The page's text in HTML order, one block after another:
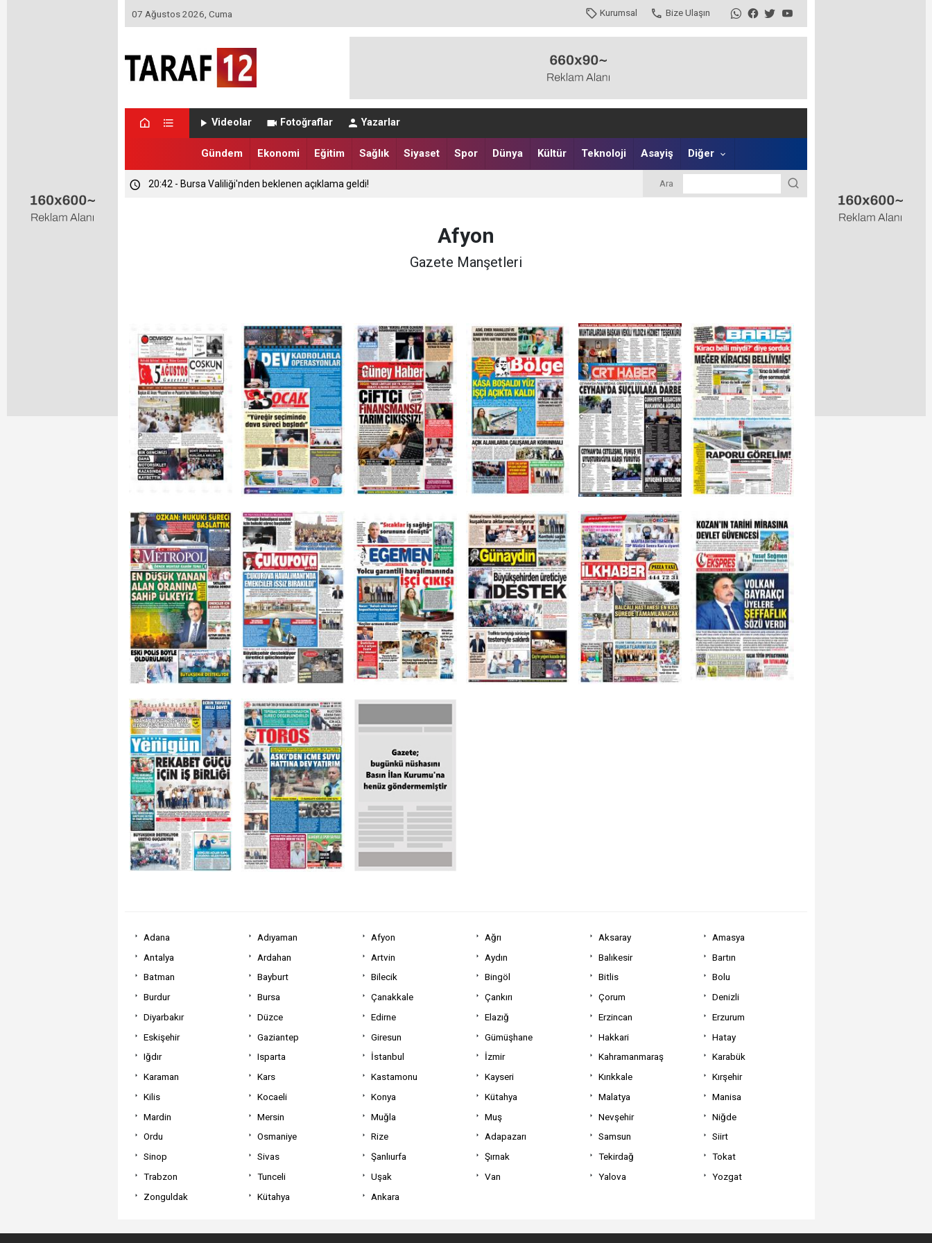
07 Ağustos 2026, Cuma Kurumsal Bize Ulaşın
Videolar Fotoğraflar Yazarlar
Gündem Ekonomi Eğitim Sağlık Siyaset Spor Dünya Kültür Teknoloji Asayiş Diğer
20:42 - Bursa Valiliği'nden beklenen açıklama geldi! Ara
Afyon
Gazete Manşetleri
Adana Adıyaman Afyon Ağrı Aksaray
Amasya
Antalya
Ardahan Artvin Aydın Balıkesir
Bartın
Batman
Bayburt Bilecik Bingöl Bitlis
Bolu
Burdur
Bursa Çanakkale Çankırı Çorum
Denizli
Diyarbakır
Düzce Edirne Elazığ Erzincan
Erzurum
Eskişehir
Gaziantep Giresun Gümüşhane Hakkari
Hatay
Iğdır
Isparta İstanbul İzmir Kahramanmaraş
Karabük
Karaman
Kars Kastamonu Kayseri Kırıkkale
Kırşehir
Kilis
Kocaeli Konya Kütahya Malatya
Manisa
Mardin
Mersin Muğla Muş Nevşehir
Niğde
Ordu
Osmaniye Rize Adapazarı Samsun
Siirt
Sinop
Sivas Şanlıurfa Şırnak Tekirdağ
Tokat
Trabzon
Tunceli Uşak Van Yalova
Yozgat
Zonguldak
Kütahya Ankara